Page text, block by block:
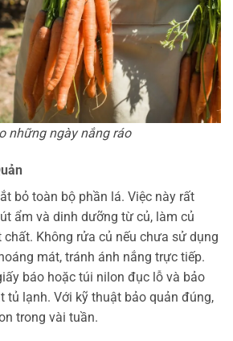
những ngày nắng ráo
bỏ toàn bộ phần lá. Việc này rất
ẩm và dinh dưỡng từ củ, làm củ
chất. Không rửa củ nếu chưa sử dụng
mát, tránh ánh nắng trực tiếp.
báo hoặc túi nilon đục lỗ và bảo
tủ lạnh. Với kỹ thuật bảo quản đúng,
trong vài tuần.